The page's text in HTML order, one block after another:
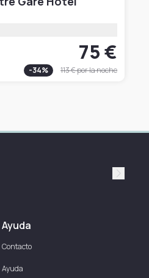
75 €
-34% 113 €por la noche
Ayuda
Contacto
Ayuda